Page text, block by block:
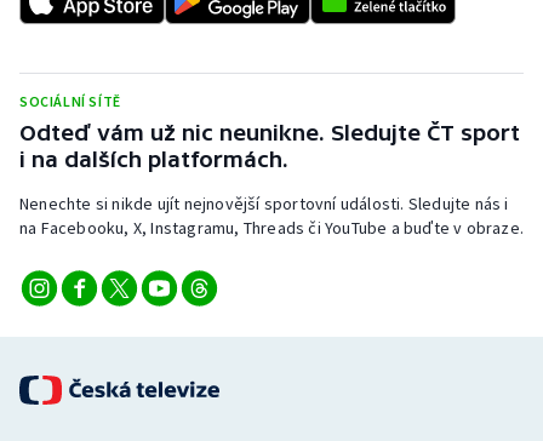
Biatlon
Boby a skeleton
Box
Florbal
Aplikace ČT sport
AZ kvíz
SOCIÁLNÍ SÍTĚ
Odteď vám už nic neunikne. Sledujte ČT sport
i na dalších platformách.
Nenechte si nikde ujít nejnovější sportovní události. Sledujte nás i
na Facebooku, X, Instagramu, Threads či YouTube a buďte v obraze.